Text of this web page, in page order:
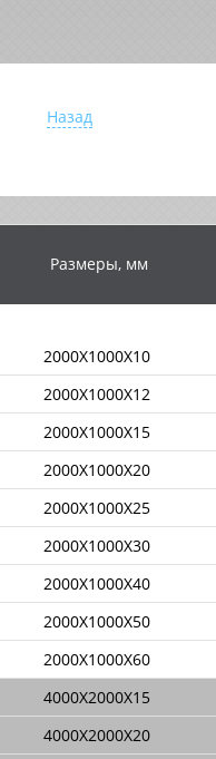
Назад
Размеры, мм
2000X1000X10
2000X1000X12
2000X1000X15
2000X1000X20
2000X1000X25
2000X1000X30
2000X1000X40
2000X1000X50
2000X1000X60
4000X2000X15
4000X2000X20